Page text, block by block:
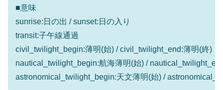
■意味
sunrise:日の出 / sunset:日の入り
transit:子午線通過
civil_twilight_begin:薄明(始) / civil_twilight_end:薄明(終)
nautical_twilight_begin:航海薄明(始) /
astronomical_twilight_begin:天文薄明(始) /